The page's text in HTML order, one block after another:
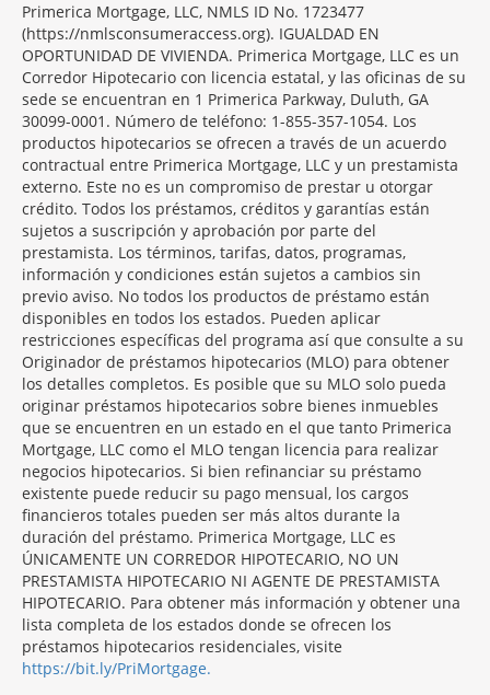
Primerica Mortgage, LLC, NMLS ID No. 1723477
(https://nmlsconsumeraccess.org). IGUALDAD EN
OPORTUNIDAD DE VIVIENDA. Primerica Mortgage, LLC es un
Corredor Hipotecario con licencia estatal, y las oficinas de su
sede se encuentran en 1 Primerica Parkway, Duluth, GA
30099-0001. Número de teléfono: 1-855-357-1054. Los
productos hipotecarios se ofrecen a través de un acuerdo
contractual entre Primerica Mortgage, LLC y un prestamista
externo. Este no es un compromiso de prestar u otorgar
crédito. Todos los préstamos, créditos y garantías están
sujetos a suscripción y aprobación por parte del
prestamista. Los términos, tarifas, datos, programas,
información y condiciones están sujetos a cambios sin
previo aviso. No todos los productos de préstamo están
disponibles en todos los estados. Pueden aplicar
restricciones específicas del programa así que consulte a su
Originador de préstamos hipotecarios (MLO) para obtener
los detalles completos. Es posible que su MLO solo pueda
originar préstamos hipotecarios sobre bienes inmuebles
que se encuentren en un estado en el que tanto Primerica
Mortgage, LLC como el MLO tengan licencia para realizar
negocios hipotecarios. Si bien refinanciar su préstamo
existente puede reducir su pago mensual, los cargos
financieros totales pueden ser más altos durante la
duración del préstamo. Primerica Mortgage, LLC es
ÚNICAMENTE UN CORREDOR HIPOTECARIO, NO UN
PRESTAMISTA HIPOTECARIO NI AGENTE DE PRESTAMISTA
HIPOTECARIO. Para obtener más información y obtener una
lista completa de los estados donde se ofrecen los
préstamos hipotecarios residenciales, visite
https://bit.ly/PriMortgage.